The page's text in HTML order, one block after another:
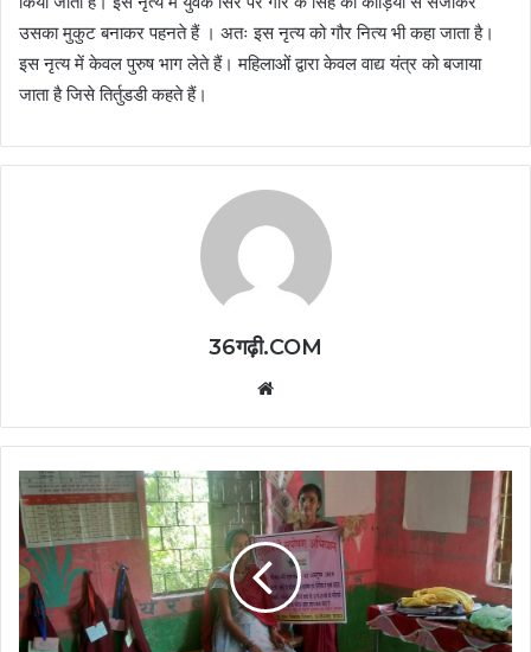
उसका मुकुट बनाकर पहनते हैं । अतः इस नृत्य को गौर नित्य भी कहा जाता है।
इस नृत्य में केवल पुरुष भाग लेते हैं। महिलाओं द्वारा केवल वाद्य यंत्र को बजाया
जाता है जिसे तिर्तुडडी कहते हैं।
36गढ़ी.COM